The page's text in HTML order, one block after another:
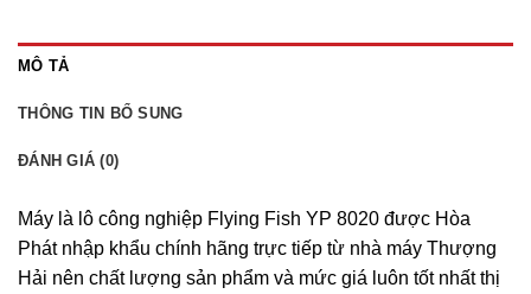
MÔ TẢ
THÔNG TIN BỔ SUNG
ĐÁNH GIÁ (0)
Máy là lô công nghiệp Flying Fish YP 8020 được Hòa
Phát nhập khẩu chính hãng trực tiếp từ nhà máy Thượng
Hải nên chất lượng sản phẩm và mức giá luôn tốt nhất thị